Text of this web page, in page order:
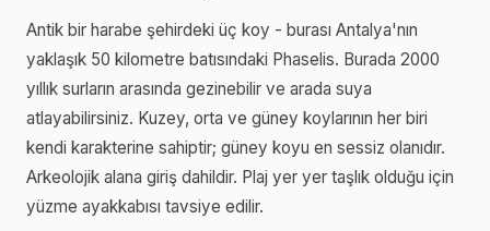
Antik bir harabe şehirdeki üç koy - burası Antalya'nın
yaklaşık 50 kilometre batısındaki Phaselis. Burada 2000
yıllık surların arasında gezinebilir ve arada suya
atlayabilirsiniz. Kuzey, orta ve güney koylarının her biri
kendi karakterine sahiptir; güney koyu en sessiz olanıdır.
Arkeolojik alana giriş dahildir. Plaj yer yer taşlık olduğu için
yüzme ayakkabısı tavsiye edilir.